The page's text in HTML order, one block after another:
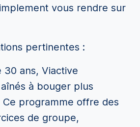
vous rendre sur
pertinentes :
30 ans, Viactive
à bouger plus
programme offre des
de groupe,